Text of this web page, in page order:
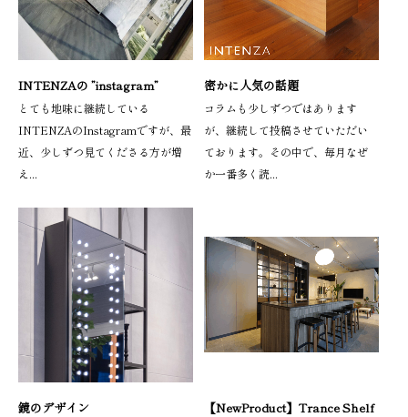
INTENZAの ”instagram”
とても地味に継続している
INTENZAのInstagramですが、最
近、少しずつ見てくださる方が増
え...
密かに人気の話題
コラムも少しずつではあります
が、継続して投稿させていただい
ております。その中で、毎月なぜ
か一番多く読...
鏡のデザイン
【NewProduct】Trance Shelf